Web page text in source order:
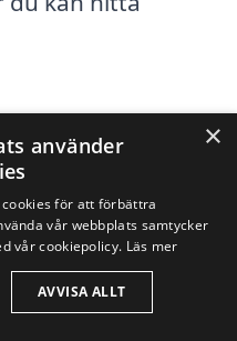
×
använder
för att förbättra
vår webbplats samtycker
vår cookiepolicy. Läs mer
AVVISA ALLT